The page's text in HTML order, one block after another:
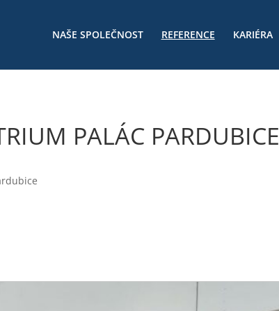
NAŠE SPOLEČNOST REFERENCE KARIÉRA
PALÁC PARDUBICE